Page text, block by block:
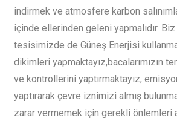
indirmek ve atmosfere karbon
içinde ellerinden geleni yapmalıdır.
tesisimizde de Güneş Enerjisi
dikimleri yapmaktayız,bacalarımızın
ve kontrollerini yaptırmaktayız,
yaptırarak çevre iznimizi almış
zarar vermemek için gerekli önlemleri